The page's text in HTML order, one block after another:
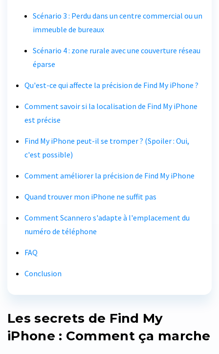
Scénario 3 : Perdu dans un centre commercial ou un
immeuble de bureaux
Scénario 4 : zone rurale avec une couverture réseau
éparse
Qu'est-ce qui affecte la précision de Find My iPhone ?
Comment savoir si la localisation de Find My iPhone
est précise
Find My iPhone peut-il se tromper ? (Spoiler : Oui,
c'est possible)
Comment améliorer la précision de Find My iPhone
Quand trouver mon iPhone ne suffit pas
Comment Scannero s'adapte à l'emplacement du
numéro de téléphone
FAQ
Conclusion
Les secrets de Find My
iPhone : Comment ça marche